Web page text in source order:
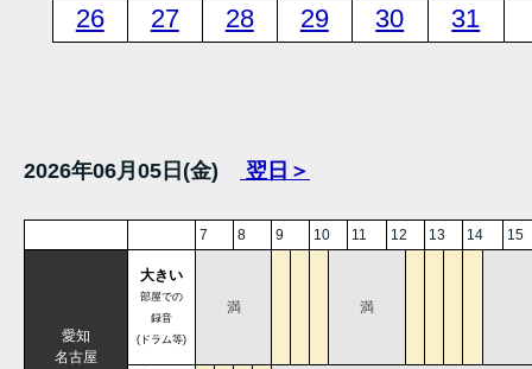
26
27 28 29 30 31
2026年06月05日(金) 翌日＞
7 8 9 10 11 12 13 14 15
愛知
名古屋
大きい
部屋での
録音
(ドラム等)
満 満